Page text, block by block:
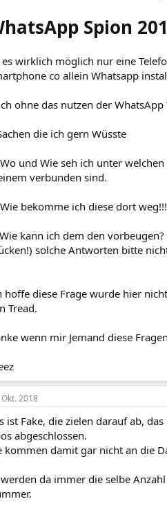
Spion
wirklich möglich nur eine
co allein Whatsapp
ohne das nutzen der
die ich gern Wüsste
und Wie seh ich unter
verbunden sind.
bekomme ich diese dort
kann ich dem den
solche Antworten bitte
hoffe diese Frage wurde hier
Tread.
wenn mir Jemand diese
2018
ist Fake, die zielen darauf ab,
abgeschlossen.
kommen damit gar nicht an die
da immer die selbe